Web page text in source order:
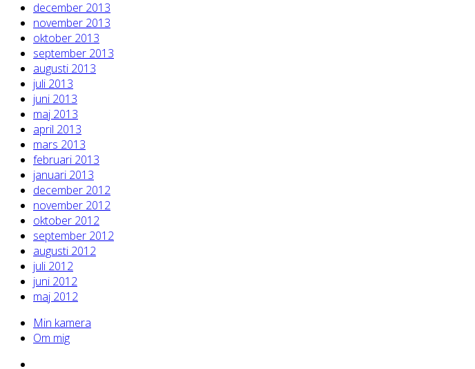
december 2013
november 2013
oktober 2013
september 2013
augusti 2013
juli 2013
juni 2013
maj 2013
april 2013
mars 2013
februari 2013
januari 2013
december 2012
november 2012
oktober 2012
september 2012
augusti 2012
juli 2012
juni 2012
maj 2012
Min kamera
Om mig